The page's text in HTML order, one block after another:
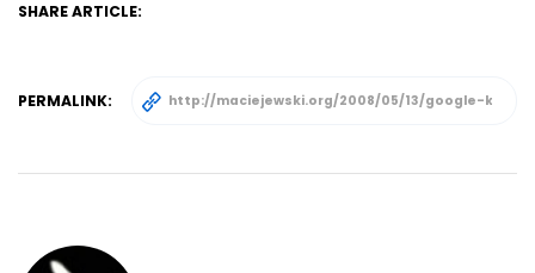
SHARE ARTICLE:
PERMALINK: